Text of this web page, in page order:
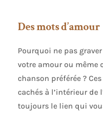
Des mots d’amour
Pourquoi ne pas
votre amour ou même
chanson préférée ? Ces
cachés à l’intérieur de
toujours le lien qui